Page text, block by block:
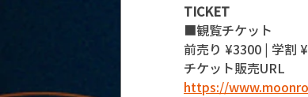
TICKET
■観覧チケット
前売り ¥3300 | 学割
チケット販売URL
https://